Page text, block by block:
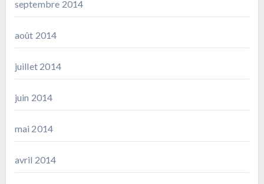
septembre 2014
août 2014
juillet 2014
juin 2014
mai 2014
avril 2014